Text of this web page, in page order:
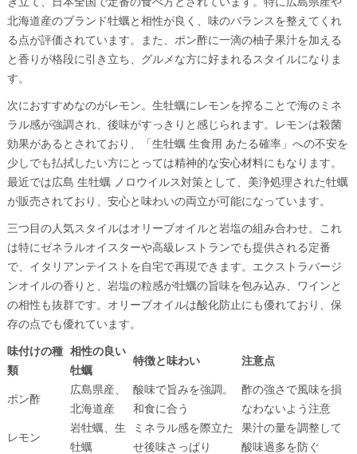
北海道産のブランド牡蠣と相性が良く、味のバランスを整えてくれ
る点が評価されています。また、ポン酢に一滴の柚子果汁を加える
と香りが格段に引き立ち、グルメな方に好まれるスタイルになりま
す。
次におすすめなのがレモン。生牡蠣にレモンを搾ることで海のミネ
ラル感が強調され、後味がすっきりと感じられます。レモンは殺菌
効果があるとされており、「生牡蠣 生食用 あたる確率」への不安を
少しでも払拭したい方にとっては精神的な安心材料にもなります。
最近では広島 生牡蠣 ノロウイルス対策として、美浄処理された牡蠣
が販売されており、安心と味わいの両立が可能になっています。
三つ目の人気スタイルはオリーブオイルと岩塩の組み合わせ。これ
は特にゼネラルオイスターや高級レストランでも提供される定番
で、イタリアンテイストを自宅で再現できます。エクストラバージ
ンオイルの香りと、岩塩の粒感が牡蠣の旨味を包み込み、ワインと
の相性も抜群です。オリーブオイルは酸化防止にも優れており、保
存の点でも優れています。
味付けの種
類
相性の良い
牡蠣
特徴と味わい 注意点
ポン酢
広島県産、
北海道産
酸味で旨みを強調。
和食に合う
酢の強さで風味を損
なわないよう注意
レモン
岩牡蠣、生
牡蠣
ミネラル感を際立た
せ後味さっぱり
果汁の量を調整して
酸味過多を防ぐ